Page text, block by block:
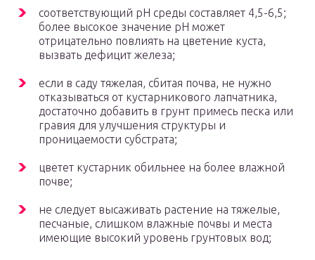
соответствующий рН среды составляет 4,5-6,5;
более высокое значение pH может
отрицательно повлиять на цветение куста,
вызвать дефицит железа;
если в саду тяжелая, сбитая почва, не нужно
отказываться от кустарникового лапчатника,
достаточно добавить в грунт примесь песка или
гравия для улучшения структуры и
проницаемости субстрата;
цветет кустарник обильнее на более влажной
почве;
не следует высаживать растение на тяжелые,
песчаные, слишком влажные почвы и места
имеющие высокий уровень грунтовых вод;